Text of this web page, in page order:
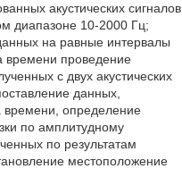
акустических сигналов
диапазоне 10-2000 Гц;
на равные интервалы
времени проведение
с двух акустических
данных,
времени, определение
по амплитудному
по результатам
местоположение